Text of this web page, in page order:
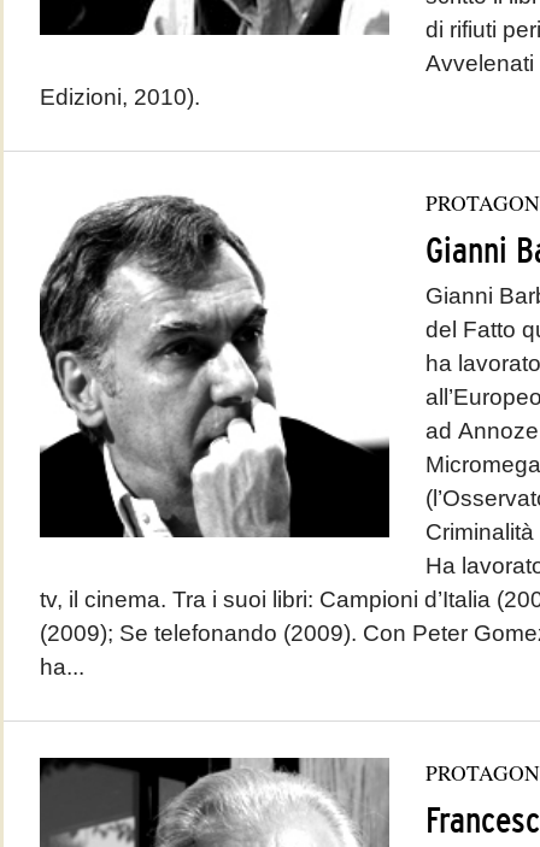
di rifiuti
Avvelenati
Edizioni, 2010).
Gianni
Gianni
del Fatto
ha
ad
Ha
tv, il cinema. Tra i suoi libri: Campioni d’Italia
(2009); Se telefonando (2009). Con Peter
ha...